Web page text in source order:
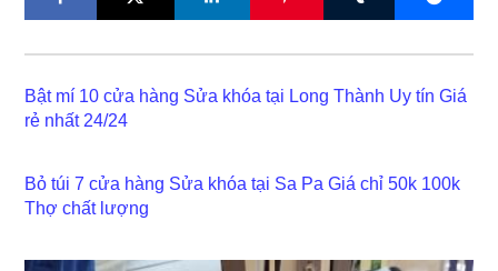
Bật mí 10 cửa hàng Sửa khóa tại Long Thành Uy tín Giá
rẻ nhất 24/24
Bỏ túi 7 cửa hàng Sửa khóa tại Sa Pa Giá chỉ 50k 100k
Thợ chất lượng